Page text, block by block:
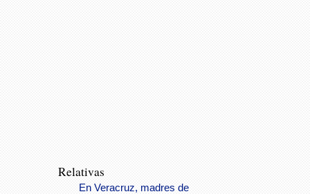
Relativas
En Veracruz, madres de